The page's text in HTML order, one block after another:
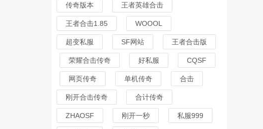
传奇版本 王者英雄合击
王者合击1.85 WOOOL
超变私服 SF网站 王者合击版
荣耀合击传奇 好私服 CQSF
网页传奇 单机传奇 合击
刚开合击传奇 合计传奇
ZHAOSF 刚开一秒 私服999